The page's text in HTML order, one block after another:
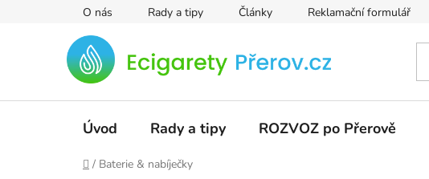
O nás Rady a tipy Články Reklamační formulář
Úvod Rady a tipy ROZVOZ po Přerově
Domů
/ Baterie & nabíječky